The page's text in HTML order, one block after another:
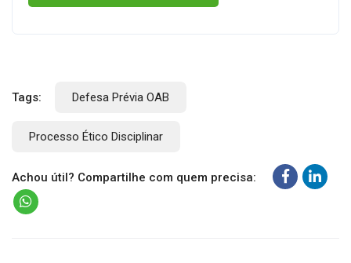
Tags: Defesa Prévia OAB
Processo Ético Disciplinar
Achou útil? Compartilhe com quem precisa: